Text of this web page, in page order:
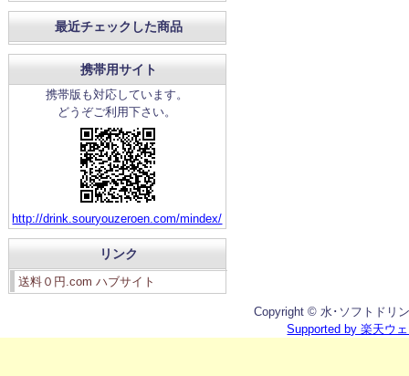
最近チェックした商品
携帯用サイト
携帯版も対応しています。
どうぞご利用下さい。
http://drink.souryouzeroen.com/mindex/
リンク
送料０円.com ハブサイト
Copyright © 水･ソフトドリ
Supported by 楽天ウ